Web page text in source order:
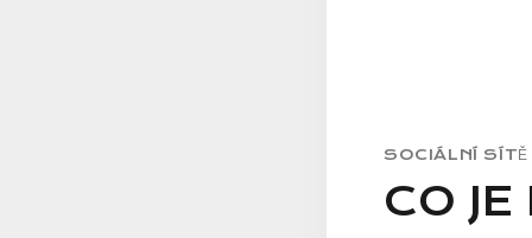
SOCIÁLNÍ SÍTĚ
CO